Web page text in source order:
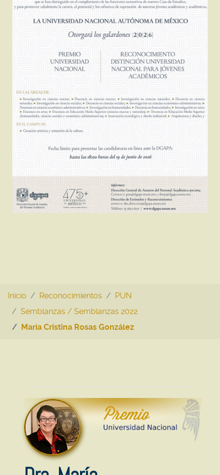
Inicio Reconocimientos
PUN
Semblanzas / Semblanzas 2022
María Cristina Rosas González